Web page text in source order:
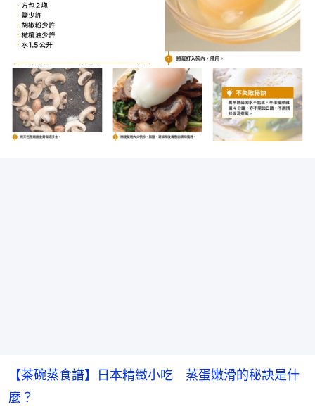
【茶碗蒸食譜】日本精緻小吃　蒸蛋嫩滑的秘訣是什
麼？